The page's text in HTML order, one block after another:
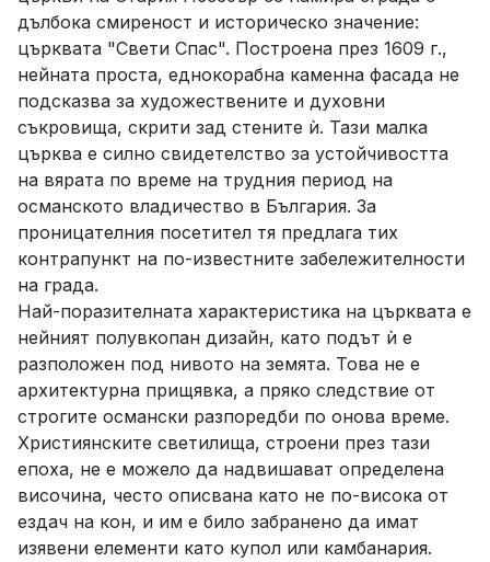
дълбока смиреност и историческо значение:
църквата "Свети Спас". Построена през 1609 г.,
нейната проста, еднокорабна каменна фасада не
подсказва за художествените и духовни
съкровища, скрити зад стените ѝ. Тази малка
църква е силно свидетелство за устойчивостта
на вярата по време на трудния период на
османското владичество в България. За
проницателния посетител тя предлага тих
контрапункт на по-известните забележителности
на града.
Най-поразителната характеристика на църквата е
нейният полувкопан дизайн, като подът ѝ е
разположен под нивото на земята. Това не е
архитектурна прищявка, а пряко следствие от
строгите османски разпоредби по онова време.
Християнските светилища, строени през тази
епоха, не е можело да надвишават определена
височина, често описвана като не по-висока от
ездач на кон, и им е било забранено да имат
изявени елементи като купол или камбанария.